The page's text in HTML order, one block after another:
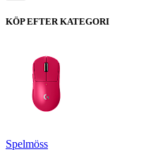
KÖP EFTER KATEGORI
Spelmöss